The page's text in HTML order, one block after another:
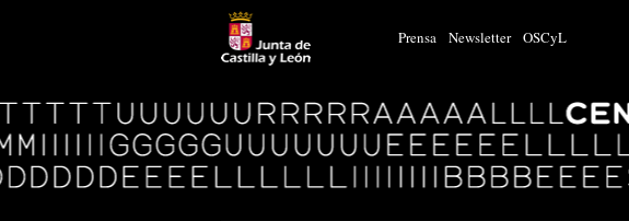
Prensa Newsletter OSCyL
Logo
Centro
Cultural
Miguel
Delibes